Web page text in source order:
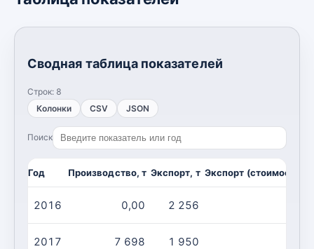
Сводная таблица показателей
Строк: 8
Колонки
CSV JSON
Поиск
Год Производство, т Экспорт, т Экспорт
2016 0,00 2 256
2017 7 698 1 950